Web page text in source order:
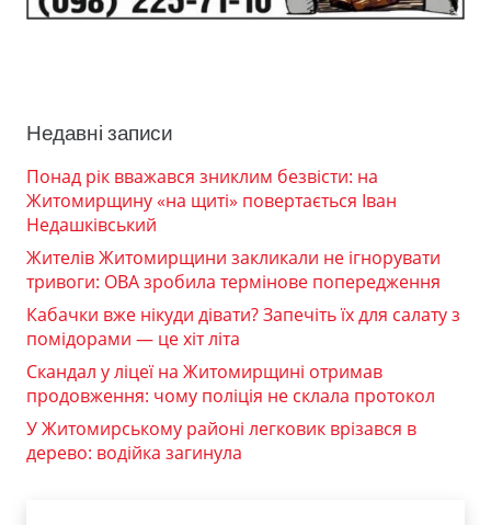
Недавні записи
Понад рік вважався зниклим безвісти: на
Житомирщину «на щиті» повертається Іван
Недашківський
Жителів Житомирщини закликали не ігнорувати
тривоги: ОВА зробила термінове попередження
Кабачки вже нікуди дівати? Запечіть їх для салату з
помідорами — це хіт літа
Скандал у ліцеї на Житомирщині отримав
продовження: чому поліція не склала протокол
У Житомирському районі легковик врізався в
дерево: водійка загинула